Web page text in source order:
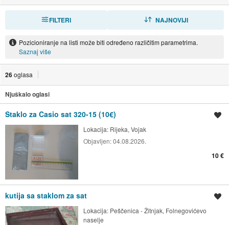
FILTERI NAJNOVIJI
Pozicioniranje na listi može biti određeno različitim parametrima.
Saznaj više
26oglasa
Njuškalo oglasi
Staklo za Casio sat 320-15 (10€)
Lokacija: Rijeka, Vojak
Objavljen:04.08.2026.
10 €
kutija sa staklom za sat
Lokacija: Peščenica - Žitnjak, Folnegovićevo
naselje